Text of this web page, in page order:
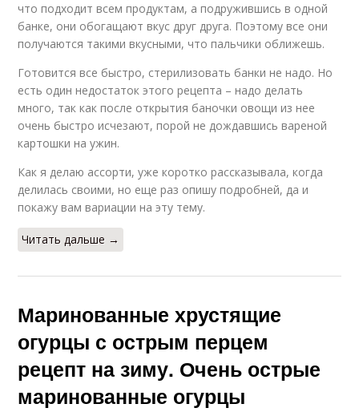
что подходит всем продуктам, а подружившись в одной
банке, они обогащают вкус друг друга. Поэтому все они
получаются такими вкусными, что пальчики оближешь.
Готовится все быстро, стерилизовать банки не надо. Но
есть один недостаток этого рецепта – надо делать
много, так как после открытия баночки овощи из нее
очень быстро исчезают, порой не дождавшись вареной
картошки на ужин.
Как я делаю ассорти, уже коротко рассказывала, когда
делилась своими, но еще раз опишу подробней, да и
покажу вам вариации на эту тему.
Читать дальше →
Маринованные хрустящие
огурцы с острым перцем
рецепт на зиму. Очень острые
маринованные огурцы